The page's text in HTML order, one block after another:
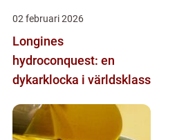
02 februari 2026
Longines
hydroconquest: en
dykarklocka i världsklass